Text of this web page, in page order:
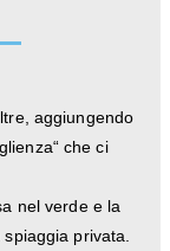
aggiungendo
che ci
nel verde e la
privata.